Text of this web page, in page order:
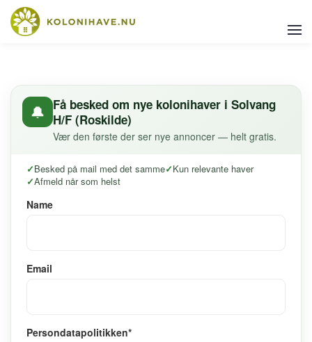
🔔 Få besked om nye kolonihaver i Solvang
H/F (Roskilde)
Vær den første der ser nye annoncer — helt gratis.
Besked på mail med det samme
Kun relevante haver
Afmeld når som helst
Name
Email
Persondatapolitikken*